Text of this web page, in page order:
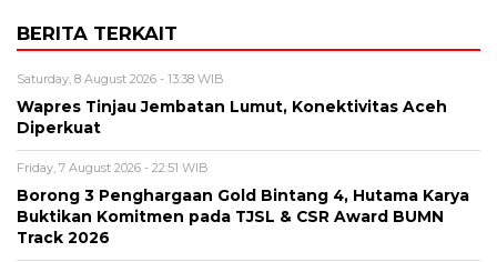
BERITA TERKAIT
Saturday, 8 August 2026 - 13:38 WIB
Wapres Tinjau Jembatan Lumut, Konektivitas Aceh
Diperkuat
Friday, 7 August 2026 - 22:51 WIB
Borong 3 Penghargaan Gold Bintang 4, Hutama Karya
Buktikan Komitmen pada TJSL & CSR Award BUMN
Track 2026